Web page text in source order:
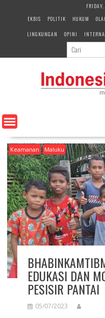
e
n
EKBIS
POLITIK HUKUM
LINGKUNGAN
OPINI
Keamanan Maluku
EDUKASI DAN
PESISIR PANTAI
05/07/2023